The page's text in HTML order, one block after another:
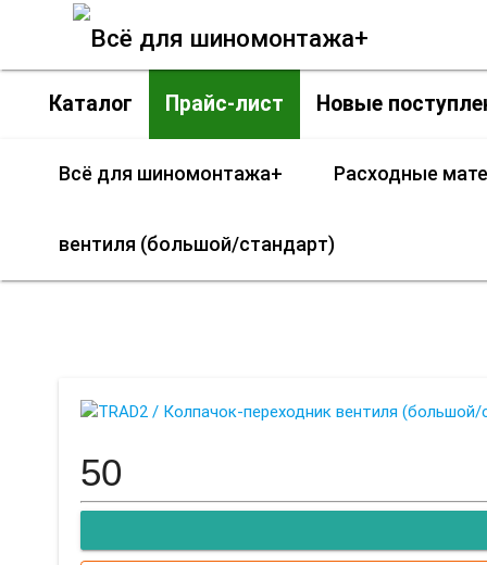
Каталог Прайс-лист Новые
Всё для шиномонтажа+ Расходные
вентиля (большой/стандарт)
50